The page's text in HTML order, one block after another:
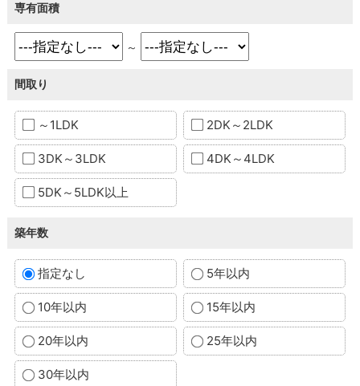
専有面積
～
間取り
～1LDK 2DK～2LDK
3DK～3LDK 4DK～4LDK
5DK～5LDK以上
築年数
指定なし 5年以内
10年以内 15年以内
20年以内 25年以内
30年以内